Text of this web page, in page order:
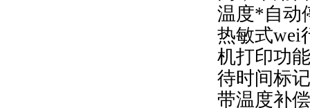
温度*自动
热敏式wei
机打印功
待时间标
带温度补